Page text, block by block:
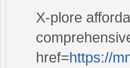
X-plore
href=https://